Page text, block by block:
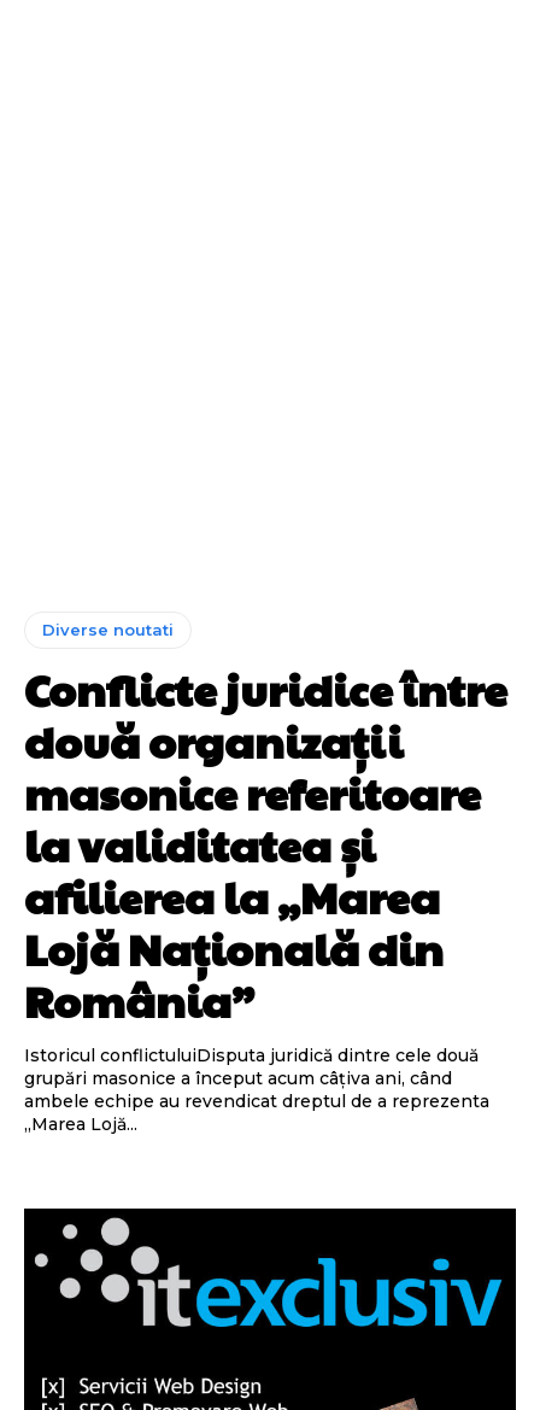
Diverse noutati
Conflicte juridice între
două organizații
masonice referitoare
la validitatea și
afilierea la „Marea
Lojă Națională din
România”
Istoricul conflictuluiDisputa juridică dintre cele două
grupări masonice a început acum câțiva ani, când
ambele echipe au revendicat dreptul de a reprezenta
„Marea Lojă...